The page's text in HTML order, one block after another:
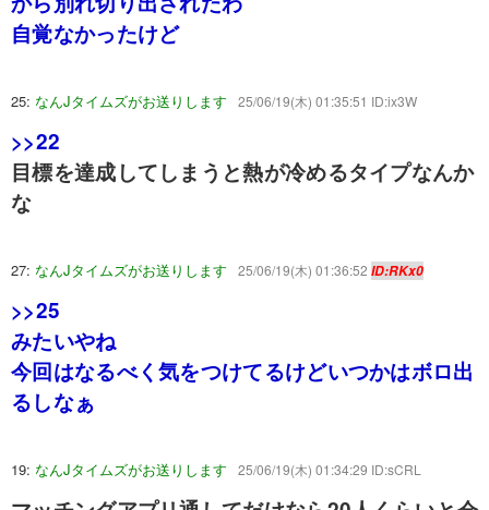
自覚なかったけど
25: なんJタイムズがお送りします 25/06/19(木) 01:35:51 ID:ix3W
>>22
目標を達成してしまうと熱が冷めるタイプなんか
な
27: なんJタイムズがお送りします 25/06/19(木) 01:36:52 ID:RKx0
>>25
みたいやね
今回はなるべく気をつけてるけどいつかはボロ出
るしなぁ
19: なんJタイムズがお送りします 25/06/19(木) 01:34:29 ID:sCRL